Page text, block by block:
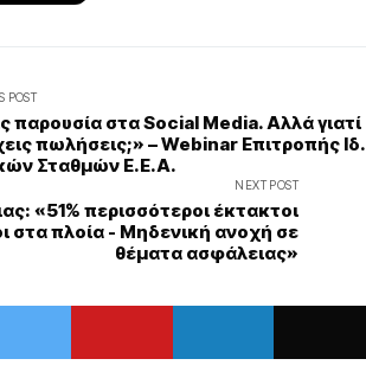
POST
παρουσία στα Social Media. Αλλά γιατί
πωλήσεις;» – Webinar Επιτροπής Ιδ.
Σταθμών Ε.Ε.Α.
NEXT POST
«51% περισσότεροι έκτακτοι
στα πλοία - Μηδενική ανοχή σε
θέματα ασφάλειας»